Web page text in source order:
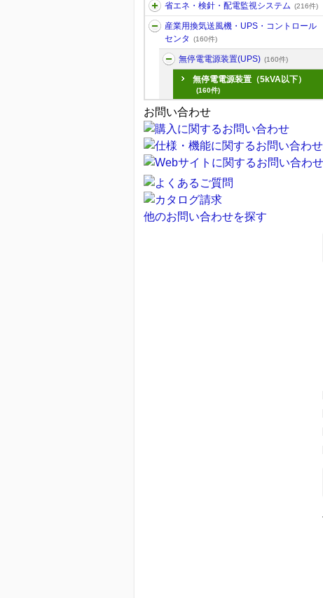
省エネ・検針・配電監視システム (216件)
産業用換気送風機・UPS・コントロール
センタ
(160件)
無停電電源装置(UPS) (160件)
無停電電源装置（5kVA以下）
(160件)
お問い合わせ
他のお問い合わせを探す